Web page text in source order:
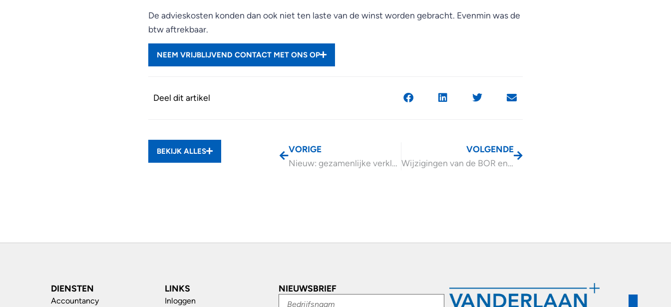
De advieskosten konden dan ook niet ten laste van de winst worden gebracht. Evenmin was de
btw aftrekbaar.
NEEM VRIJBLIJVEND CONTACT MET ONS OP
Deel dit artikel
BEKIJK ALLES
VORIGE
Nieuw: gezamenlijke verklaring bij verlegging loonheffingen
VOLGENDE
Wijzigingen van de BOR en DSR gaan niet door
DIENSTEN
Accountancy
LINKS
Inloggen
NIEUWSBRIEF